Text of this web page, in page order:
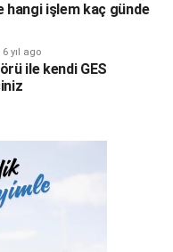
hangi işlem kaç günde
6 yıl ago
ile kendi GES